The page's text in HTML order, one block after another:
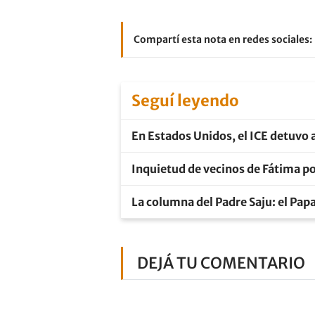
Compartí esta nota en redes sociales:
Seguí leyendo
En Estados Unidos, el ICE detuvo
Inquietud de vecinos de Fátima
La columna del Padre Saju: el
DEJÁ TU COMENTARIO